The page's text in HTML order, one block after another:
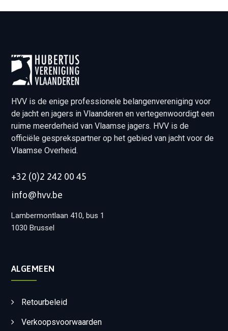
HVV is de enige professionele belangenvereniging voor
de jacht en jagers in Vlaanderen en vertegenwoordigt een
ruime meerderheid van Vlaamse jagers. HVV is de
officiële gesprekspartner op het gebied van jacht voor de
Vlaamse Overheid.
+32 (0)2 242 00 45
info@hvv.be
Lambermontlaan 410, bus 1
1030 Brussel
ALGEMEEN
Retourbeleid
Verkoopsvoorwaarden